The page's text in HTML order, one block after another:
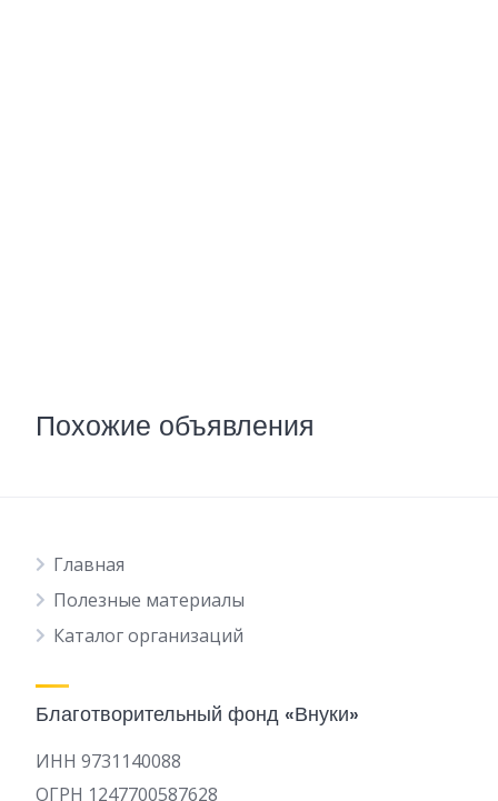
Похожие объявления
Главная
Полезные материалы
Каталог организаций
Благотворительный фонд «Внуки»
ИНН 9731140088
ОГРН 1247700587628